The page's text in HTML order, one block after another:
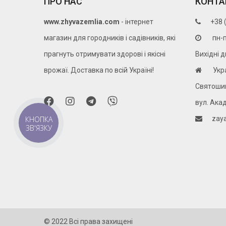
www.zhyvazemlia.com - інтернет
магазин для городників і садівників, які
прагнуть отримувати здорові і якісні
врожаї. Доставка по всій Україні!
+38
пн-
Вихідні
вул.
© 2022 Всі права захищені
КНОПКА
ЗВ'ЯЗКУ